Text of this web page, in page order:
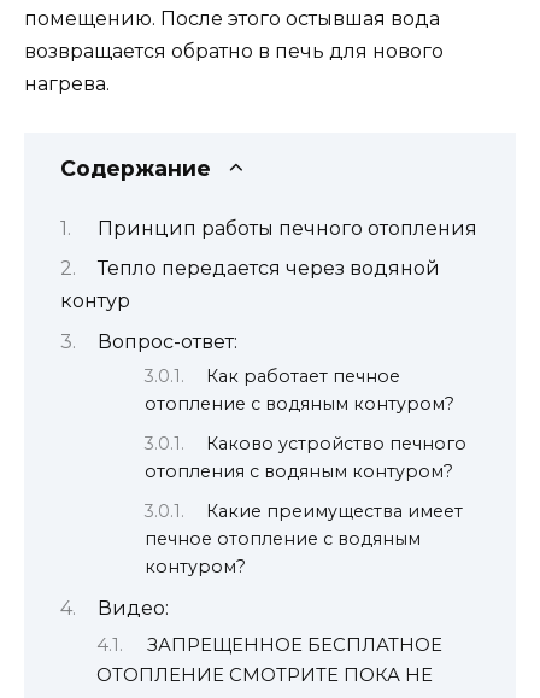
помещению. После этого остывшая вода
возвращается обратно в печь для нового
нагрева.
Содержание
Принцип работы печного отопления
Тепло передается через водяной
контур
Вопрос-ответ:
Как работает печное
отопление с водяным контуром?
Каково устройство печного
отопления с водяным контуром?
Какие преимущества имеет
печное отопление с водяным
контуром?
Видео:
ЗАПРЕЩЕННОЕ БЕСПЛАТНОЕ
ОТОПЛЕНИЕ СМОТРИТЕ ПОКА НЕ